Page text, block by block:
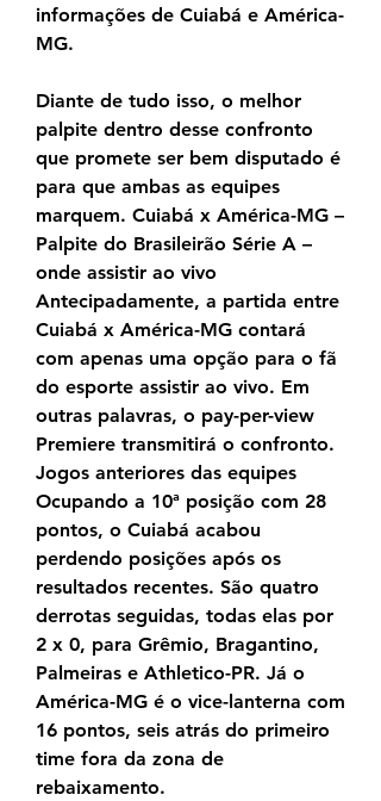
informações de Cuiabá e América-
MG.
Diante de tudo isso, o melhor
palpite dentro desse confronto
que promete ser bem disputado é
para que ambas as equipes
marquem. Cuiabá x América-MG –
Palpite do Brasileirão Série A –
onde assistir ao vivo
Antecipadamente, a partida entre
Cuiabá x América-MG contará
com apenas uma opção para o fã
do esporte assistir ao vivo. Em
outras palavras, o pay-per-view
Premiere transmitirá o confronto.
Jogos anteriores das equipes
Ocupando a 10ª posição com 28
pontos, o Cuiabá acabou
perdendo posições após os
resultados recentes. São quatro
derrotas seguidas, todas elas por
2 x 0, para Grêmio, Bragantino,
Palmeiras e Athletico-PR. Já o
América-MG é o vice-lanterna com
16 pontos, seis atrás do primeiro
time fora da zona de
rebaixamento.